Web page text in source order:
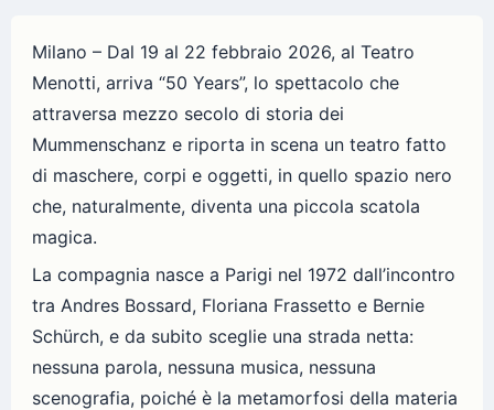
Milano – Dal 19 al 22 febbraio 2026, al Teatro
Menotti, arriva “50 Years”, lo spettacolo che
attraversa mezzo secolo di storia dei
Mummenschanz e riporta in scena un teatro fatto
di maschere, corpi e oggetti, in quello spazio nero
che, naturalmente, diventa una piccola scatola
magica.
La compagnia nasce a Parigi nel 1972 dall’incontro
tra Andres Bossard, Floriana Frassetto e Bernie
Schürch, e da subito sceglie una strada netta:
nessuna parola, nessuna musica, nessuna
scenografia, poiché è la metamorfosi della materia